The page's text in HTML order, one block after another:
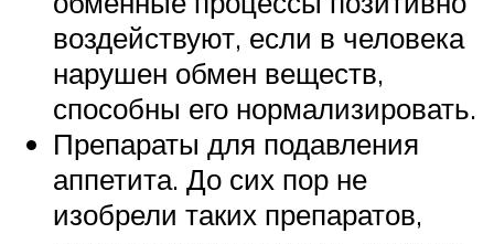
воздействуют, если в человека
нарушен обмен веществ,
способны его нормализировать.
Препараты для подавления
аппетита. До сих пор не
изобрели таких препаратов,